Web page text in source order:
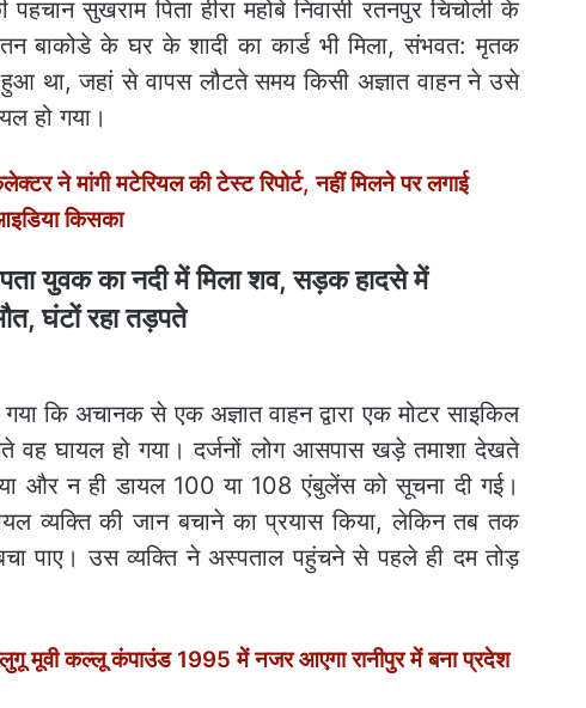
सुखराम पिता हीरा महोबे निवासी रतनपुर चिचोली के
के घर के शादी का कार्ड भी मिला, संभवत: मृतक
था, जहां से वापस लौटते समय किसी अज्ञात वाहन ने उसे
हो गया।
ने मांगी मटेरियल की टेस्ट रिपोर्ट, नहीं मिलने पर लगाई
किसका
गया कि अचानक से एक अज्ञात वाहन द्वारा एक मोटर साइकिल
वह घायल हो गया। दर्जनों लोग आसपास खड़े तमाशा देखते
और न ही डायल 100 या 108 एंबुलेंस को सूचना दी गई।
व्यक्ति की जान बचाने का प्रयास किया, लेकिन तब तक
पाए। उस व्यक्ति ने अस्पताल पहुंचने से पहले ही दम तोड़
कल्लू कंपाउंड 1995 में नजर आएगा रानीपुर में बना प्रदेश